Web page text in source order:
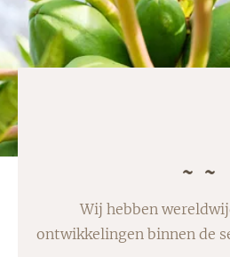
Wij hebben
ontwikkelingen binnen de